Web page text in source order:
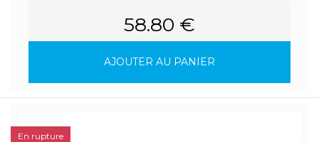
58.80 €
AJOUTER AU PANIER
En rupture